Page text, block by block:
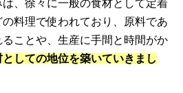
、徐々に一般の食材として定着
料理で使われており、原料であ
ことや、生産に手間と時間がか
しての地位を築いていきまし